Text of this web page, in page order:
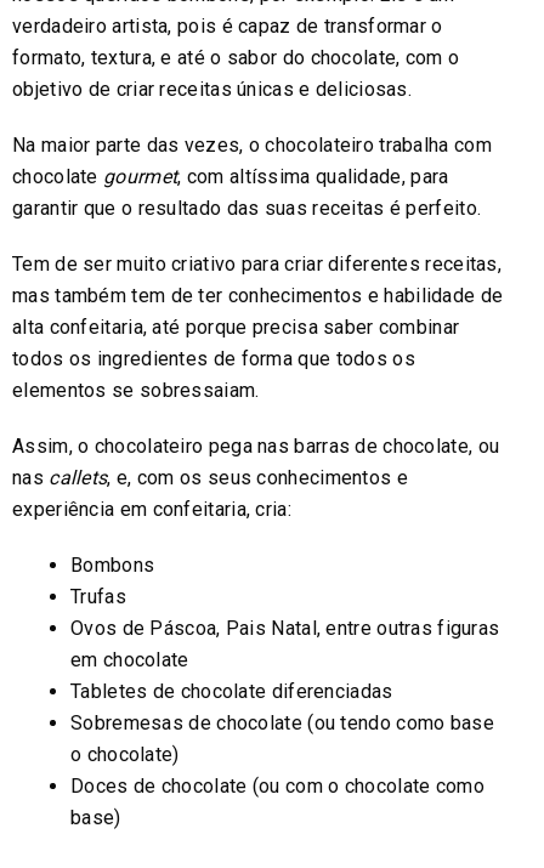
verdadeiro artista, pois é capaz de transformar o
formato, textura, e até o sabor do chocolate, com o
objetivo de criar receitas únicas e deliciosas.
Na maior parte das vezes, o chocolateiro trabalha com
chocolate gourmet, com altíssima qualidade, para
garantir que o resultado das suas receitas é perfeito.
Tem de ser muito criativo para criar diferentes receitas,
mas também tem de ter conhecimentos e habilidade de
alta confeitaria, até porque precisa saber combinar
todos os ingredientes de forma que todos os
elementos se sobressaiam.
Assim, o chocolateiro pega nas barras de chocolate, ou
nas callets, e, com os seus conhecimentos e
experiência em confeitaria, cria:
Bombons
Trufas
Ovos de Páscoa, Pais Natal, entre outras figuras
em chocolate
Tabletes de chocolate diferenciadas
Sobremesas de chocolate (ou tendo como base
o chocolate)
Doces de chocolate (ou com o chocolate como
base)